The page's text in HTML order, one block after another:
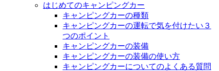
はじめてのキャンピングカー
キャンピングカーの種類
キャンピングカーの運転で気を付けたい３
つのポイント
キャンピングカーの装備
キャンピングカーの装備の使い方
キャンピングカーについてのよくある質問